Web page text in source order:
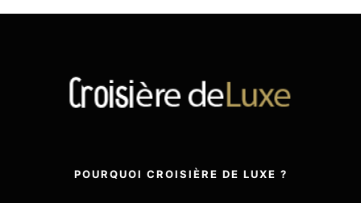
POURQUOI CROISIÈRE DE LUXE ?